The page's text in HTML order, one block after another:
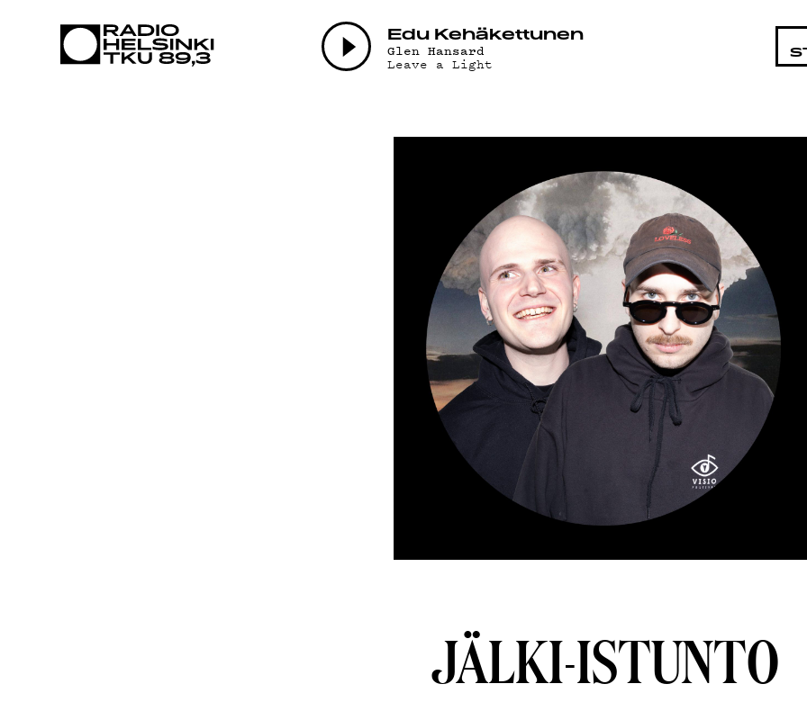
Edu Kehäkettunen
Glen Hansard
Leave a Light
OHJELMAT
TEKIJÄT
ON-DEMAND
JÄLKI-ISTUNTO